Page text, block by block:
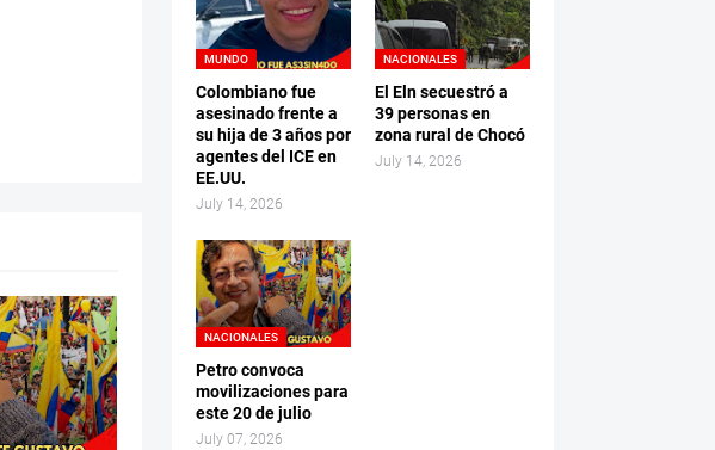
MUNDO
Colombiano fue
asesinado frente a
su hija de 3 años por
agentes del ICE en
EE.UU.
July 14, 2026
NACIONALES
El Eln secuestró a
39 personas en
zona rural de Chocó
July 14, 2026
NACIONALES
Petro convoca
movilizaciones para
este 20 de julio
July 07, 2026